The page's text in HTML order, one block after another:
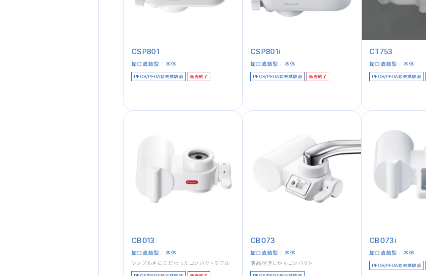
CSP801
蛇口直結型 本体
PFOS/PFOA除去試験済 販売終了
CSP801i
蛇口直結型 本体
PFOS/PFOA除去試験済 販売終了
CT753
蛇口直結型 本体
PFOS/PFOA除去試験済
CB013
蛇口直結型
本体
シンプルさにこだわったコンパクトモデル
CB073
蛇口直結型
本体
液晶付きしかもコンパクト
CB073i
蛇口直結型 本体
PFOS/PFOA除去試験済